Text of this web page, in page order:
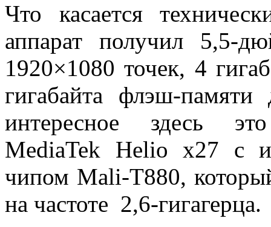
Что касается
аппарат получил 5,5-
1920×1080 точек, 4
гигабайта флэш-
интересное здесь
MediaTek Helio x27 с
чипом Mali-T880,
на частоте 2,6-гигагерца.